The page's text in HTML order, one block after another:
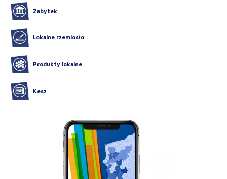
Zabytek
Lokalne rzemiosło
Produkty lokalne
Kesz